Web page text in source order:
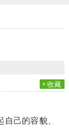
收藏
己的容貌、